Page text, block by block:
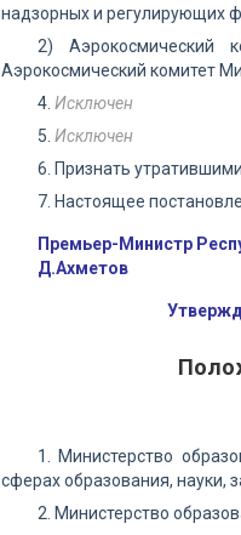
надзорных и регулирующих
2) Аэрокосмический
Аэрокосмический комитет
4. Исключен
5. Исключен
6. Признать
7. Настоящее
Премьер-Министр
Д.Ахметов
1. Министерство
сферах образования, науки,
2. Министерство